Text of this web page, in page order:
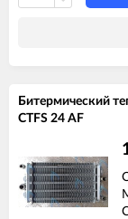
Битермический
CTFS 24 AF